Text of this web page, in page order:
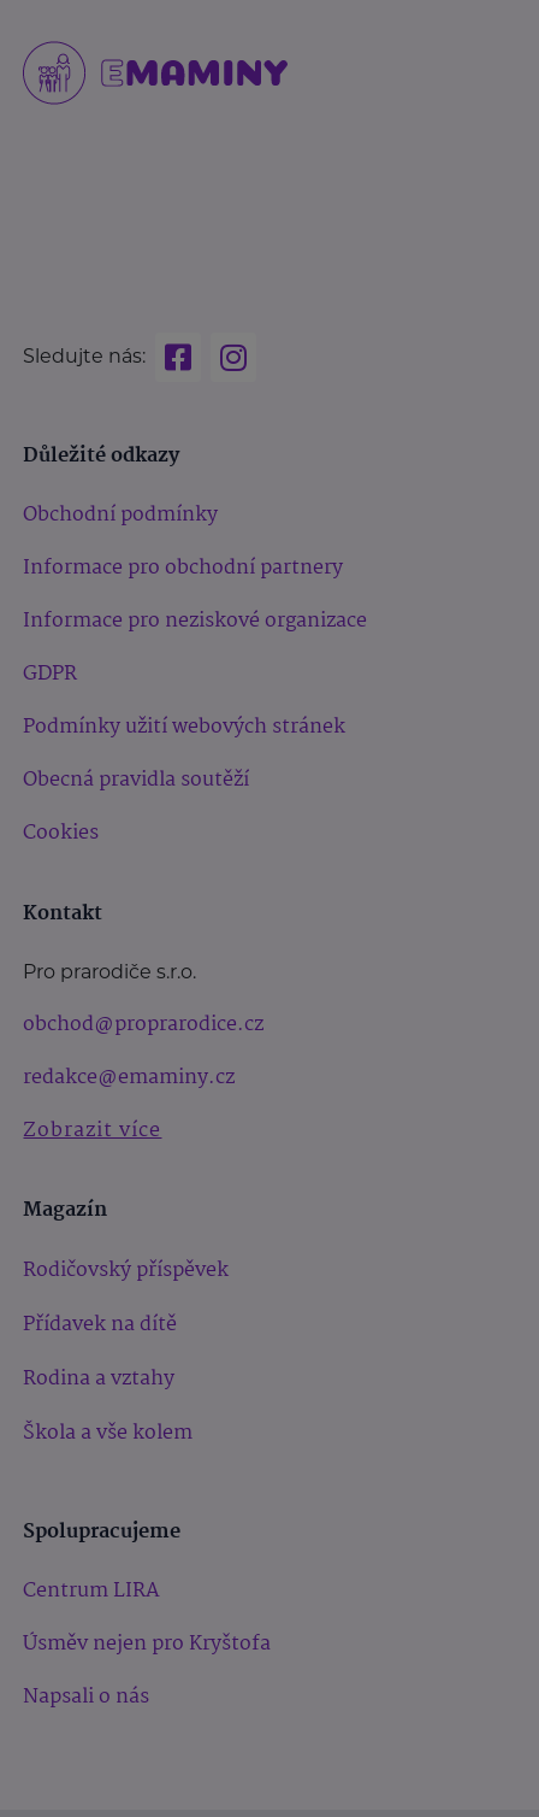
Sledujte nás:
Důležité odkazy
Obchodní podmínky
Informace pro obchodní partnery
Informace pro neziskové organizace
GDPR
Podmínky užití webových stránek
Obecná pravidla soutěží
Cookies
Kontakt
Pro prarodiče s.r.o.
obchod@proprarodice.cz
redakce@emaminy.cz
Zobrazit více
Magazín
Rodičovský příspěvek
Přídavek na dítě
Rodina a vztahy
Škola a vše kolem
Spolupracujeme
Centrum LIRA
Úsměv nejen pro Kryštofa
Napsali o nás